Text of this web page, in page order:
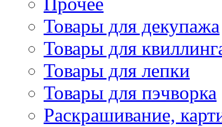
Товары для декупажа
Товары для
Товары для лепки
Товары для пэчворка
Раскрашивание,